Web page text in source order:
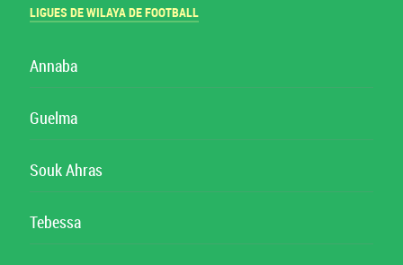
LIGUES DE WILAYA DE FOOTBALL
Annaba
Guelma
Souk Ahras
Tebessa